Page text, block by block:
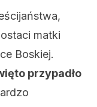
matki
Boskiej.
przypadło